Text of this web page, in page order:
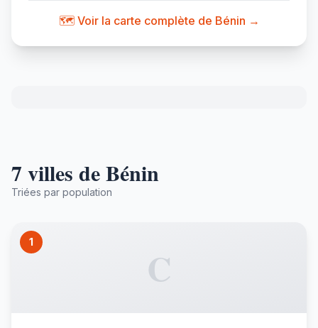
🗺️ Voir la carte complète de Bénin →
7 villes de Bénin
Triées par population
1
C